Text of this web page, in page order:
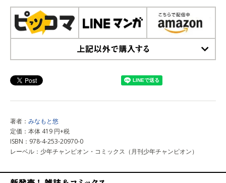
著者： みなもと悠
定価：本体 419 円+税
ISBN：978-4-253-20970-0
レーベル：少年チャンピオン・コミックス（月刊少年チャンピオン）